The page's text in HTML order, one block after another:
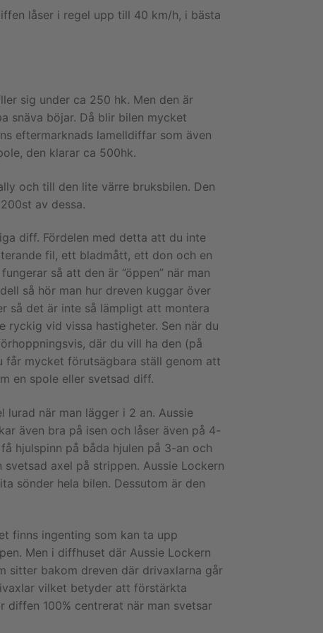
låser i regel upp till 40 km/h, i bästa
sig under ca 250 hk. Men den är
snäva böjar. Då blir bilen mycket
eftermarknads lamelldiffar som även
den klarar ca 500hk.
och till den lite värre bruksbilen. Den
av dessa.
diff. Fördelen med detta att du inte
fil, ett bladmått, ett don och en
så att den är ”öppen” när man
så hör man hur dreven kuggar över
så det är inte så lämpligt att montera
ryckig vid vissa hastigheter. Sen när du
där du vill ha den (på
får mycket förutsägbara ställ genom att
en spole eller svetsad diff.
lurad när man lägger i 2 an. Aussie
även bra på isen och låser även på 4-
hjulspinn på båda hjulen på 3-an och
axel på strippen. Aussie Lockern
sönder hela bilen. Dessutom är den
finns ingenting som kan ta upp
Men i diffhuset där Aussie Lockern
sitter bakom dreven där drivaxlarna går
vilket betyder att förstärkta
100% centrerat när man svetsar